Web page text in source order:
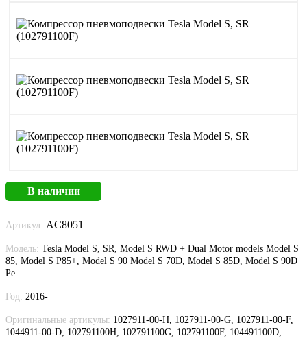
В наличии
Артикул: AC8051
Модель: Tesla Model S, SR, Model S RWD + Dual Motor models Model S
85, Model S P85+, Model S 90 Model S 70D, Model S 85D, Model S 90D
Pe
Год: 2016-
Оригинальные артикулы: 1027911-00-H, 1027911-00-G, 1027911-00-F,
1044911-00-D, 102791100H, 102791100G, 102791100F, 104491100D,